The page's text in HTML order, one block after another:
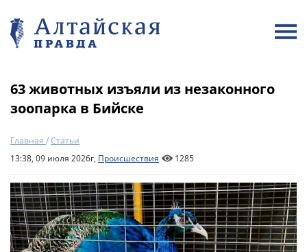
63 животных изъяли из незаконного
зоопарка в Бийске
Главная /Статьи
13:38, 09 июля 2026г, Происшествия 1285